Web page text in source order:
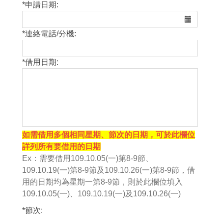
*申請日期:
*連絡電話/分機:
*借用日期:
如需借用多個相同星期、節次的日期，可於此欄位
詳列所有要借用的日期
Ex：需要借用109.10.05(一)第8-9節、
109.10.19(一)第8-9節及109.10.26(一)第8-9節，借
用的日期均為星期一第8-9節，則於此欄位填入
109.10.05(一)、109.10.19(一)及109.10.26(一)
*節次: